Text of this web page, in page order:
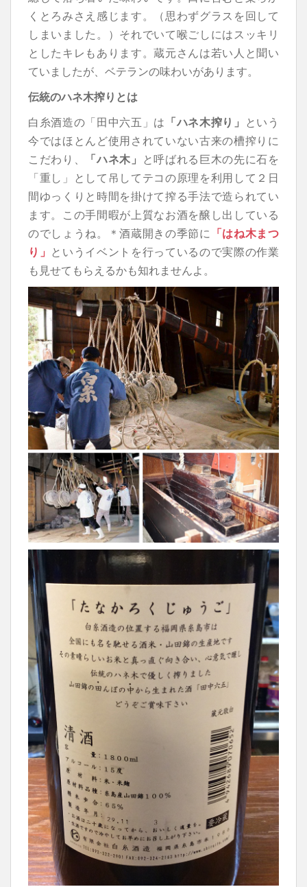
くとろみさえ感じます。（思わずグラスを回して
しまいました。）それでいて喉ごしにはスッキリ
としたキレもあります。蔵元さんは若い人と聞い
ていましたが、ベテランの味わいがあります。
伝統のハネ木搾りとは
白糸酒造の「田中六五」は 「ハネ木搾り」 という
今ではほとんど使用されていない古来の槽搾りに
こだわり、
「ハネ木」 と呼ばれる巨木の先に石を
「重し」として吊してテコの原理を利用して２日
間ゆっくりと時間を掛けて搾る手法で造られてい
ます。この手間暇が上質なお酒を醸し出している
のでしょうね。＊酒蔵開きの季節に 「はね木まつ
り」 というイベントを行っているので実際の作業
も見せてもらえるかも知れませんよ。